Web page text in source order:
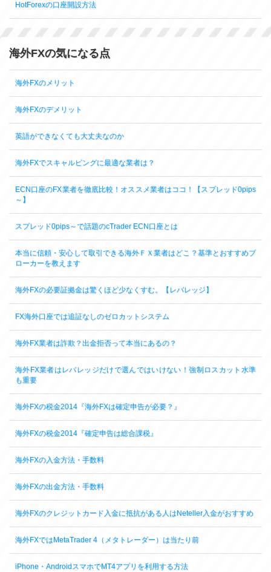
HotForexの口座開設方法
海外FXの気になる点
海外FXのメリット
海外FXのデメリット
英語ができなくても大丈夫なのか
海外FXでスキャルピングに最適な業者は？
ECN口座のFX業者を徹底比較！オススメ業者はココ！【スプレッド0pips
～】
スプレッド0pips～で話題のcTrader ECN口座とは
本当に信頼・安心して取引できる海外ＦＸ業者はどこ？基準とおすすめブ
ローカーを教えます
海外FXの必要証拠金は驚くほど少なくすむ。【レバレッジ】
FX海外口座では追証なしのゼロカットシステム
海外FX業者は詐欺？出金拒否って本当にあるの？
海外FX業者はレバレッジだけで選んではいけない！強制ロスカット水準
も重要
海外FXの税金2014『海外FXは確定申告が必要？』
海外FXの税金2014『確定申告は総合課税』
海外FXの入金方法・手数料
海外FXの出金方法・手数料
海外FXのクレジットカード入金に抵抗がある人はNeteller入金がおすすめ
海外FXではMetaTrader 4（メタトレーダー）は当たり前
iPhone・AndroidスマホでMT4アプリを利用する方法